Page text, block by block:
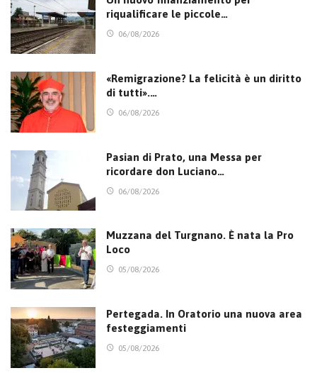
riqualificare le piccole…
06/08/2026
«Remigrazione? La felicità è un diritto
di tutti».…
06/08/2026
Pasian di Prato, una Messa per
ricordare don Luciano…
06/08/2026
Muzzana del Turgnano. È nata la Pro
Loco
05/08/2026
Pertegada. In Oratorio una nuova area
festeggiamenti
05/08/2026